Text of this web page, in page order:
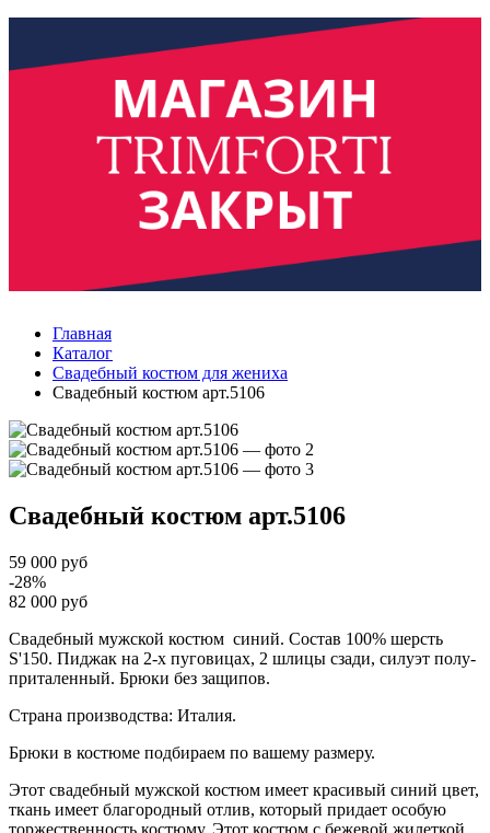
Главная
Каталог
Свадебный костюм для жениха
Свадебный костюм арт.5106
Свадебный костюм арт.5106
59 000 руб
-28%
82 000 руб
Свадебный мужской костюм синий. Состав 100% шерсть
S'150. Пиджак на 2-х пуговицах, 2 шлицы сзади, силуэт полу-
приталенный. Брюки без защипов.
Страна производства: Италия.
Брюки в костюме подбираем по вашему размеру.
Этот свадебный мужской костюм имеет красивый синий цвет,
ткань имеет благородный отлив, который придает особую
торжественность костюму. Этот костюм с бежевой жилеткой